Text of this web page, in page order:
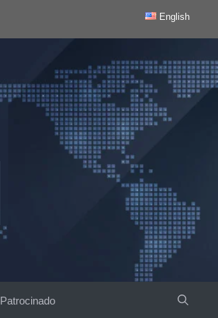
English
Patrocinado